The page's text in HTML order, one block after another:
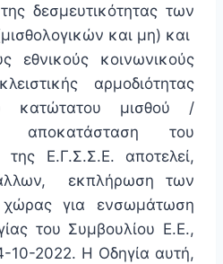
δεσμευτικότητας των
και μη) και
εθνικούς κοινωνικούς
αρμοδιότητας
κατώτατου μισθού /
αποκατάσταση του
της Ε.Γ.Σ.Σ.Ε. αποτελεί,
εκπλήρωση των
για ενσωμάτωση
του Συμβουλίου Ε.Ε.,
10-2022. Η Οδηγία αυτή,